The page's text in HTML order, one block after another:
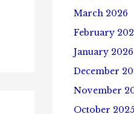
March 2026
February
January 2026
December
November
October 2025